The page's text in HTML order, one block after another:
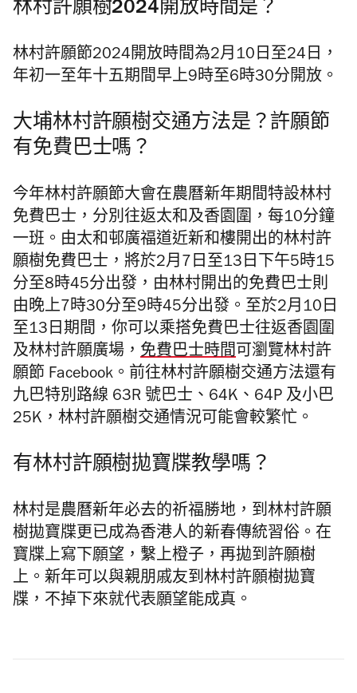
林村許願樹2024開放時間是？
林村許願節2024開放時間為2月10日至24日，
年初一至年十五期間早上9時至6時30分開放。
大埔林村許願樹交通方法是？許願節
有 免費巴士嗎？
今年林村許願節大會在農曆新年期間特設林村
免費巴士，分別往返太和及香園圍，每10分鐘
一班。由太和邨廣福道近新和樓開出的林村許
願樹免費巴士，將於2月7日至13日下午5時15
分至8時45分出發，由林村開出的免費巴士則
由晚上7時30分至9時45分出發。至於2月10日
至13日期間，你可以乘搭免費巴士往返香園圍
及林村許願廣場， 免費巴士時間可瀏覽林村許
願節 Facebook。前往林村許願樹交通方法還有
九巴特別路線 63R 號巴士、64K、64P 及小巴
25K，林村許願樹交通情況可能會較繁忙。
有林村許願樹拋寶牒教學嗎？
林村是農曆新年必去的祈福勝地，到林村許願
樹拋寶牒更已成為香港人的新春傳統習俗。在
寶牒上寫下願望，繫上橙子，再拋到許願樹
上。新年可以與親朋戚友到林村許願樹拋寶
牒， 不掉下來就代表願望能成真。